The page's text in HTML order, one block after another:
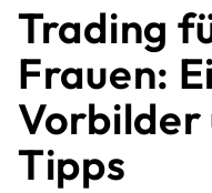
Trading
Frauen:
Vorbilder
Tipps